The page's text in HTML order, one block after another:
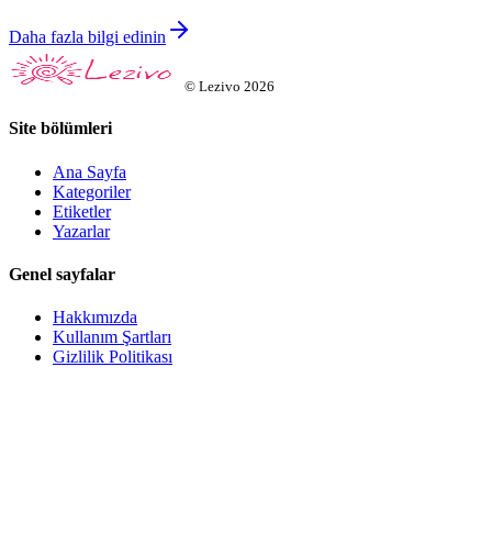
Daha fazla bilgi edinin
© Lezivo 2026
Site bölümleri
Ana Sayfa
Kategoriler
Etiketler
Yazarlar
Genel sayfalar
Hakkımızda
Kullanım Şartları
Gizlilik Politikası